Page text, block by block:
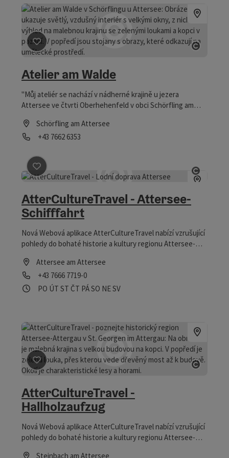
Označit příspěvek
Atelier am Walde
"Můj ateliér se nachází v nádherné krajině u jezera
Attersee ve čtvrti Oberhehenfeld v obci Schörfling am
Schörfling am Attersee
telefon
+43 7662 6353
otevřít
Označit příspěvek: AtterCultureTravel - Attersee-
AtterCultureTravel - Attersee-
Schifffahrt
Nová Webová aplikace AtterCultureTravel nabízí vzrušující
pohledy do bohaté historie a kultury regionu Attersee-
ponořit do historických verzí míst a zažít tak digitální cestu
časem. Téma historické lodní dopravy Attersee můžete
zažít v Attersee am Attersee a ve všech etapách
Attersee am Attersee
telefon
+43 7666 7719-0
Otevírací doba
PO Otevřeno v pondělí
ÚT Otevřeno v úterý
ST Otevřeno ve středu
ČT Otevřeno ve čtvrtek
PÁOtevřeno v pátek
SO Otevřeno v sobotu
NEOtevřeno v neděli
SVOtevřeno o svátcích
Označit příspěvek : AtterCultureTravel -
AtterCultureTravel -
Hallholzaufzug
Nová Webová aplikace AtterCultureTravel nabízí vzrušující
pohledy do bohaté historie a kultury regionu Attersee-
Steinbach am Attersee